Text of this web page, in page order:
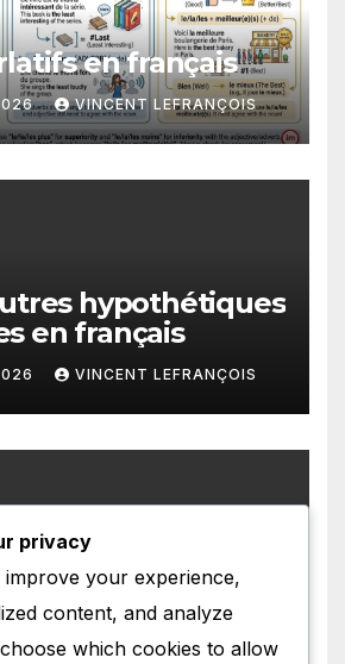
en français
VINCENT LEFRANÇOIS
hypothétiques
en français
VINCENT LEFRANÇOIS
présentatives
VINCENT LEFRANÇOIS
privacy
improve your experience,
content, and analyze
which cookies to allow